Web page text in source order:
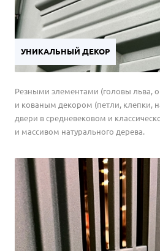
УНИКАЛЬНЫЙ ДЕКОР
Резными элементами (головы льва,
и кованым декором (петли, клепки,
двери в средневековом и
и массивом натурального дерева.